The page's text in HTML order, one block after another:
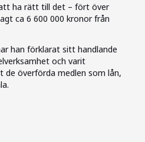
ha rätt till det – fört över
ca 6 600 000 kronor från
han förklarat sitt handlande
och varit
överförda medlen som lån,